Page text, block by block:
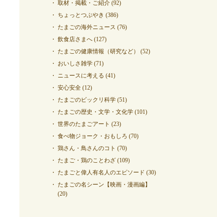
取材・掲載・ご紹介 (92)
ちょっとつぶやき (386)
たまごの海外ニュース (76)
飲食店さまへ (127)
たまごの健康情報（研究など）
(52)
おいしさ雑学 (71)
ニュースに考える (41)
安心安全 (12)
たまごのビックリ科学 (51)
たまごの歴史・文学・文化学 (101)
世界のたまごアート (23)
食べ物ジョーク・おもしろ (70)
鶏さん・鳥さんのコト (70)
たまご・鶏のことわざ (109)
たまごと偉人有名人のエピソード (30)
たまごの名シーン【映画・漫画編】
(20)